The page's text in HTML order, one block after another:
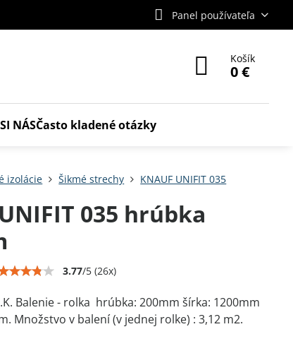
Panel používateľa
Košík
0 €
NÁSČasto kladené otázky
izolácie Šikmé strechy KNAUF UNIFIT 035
035 hrúbka
3.77/5 (26x)
Balenie - rolka hrúbka: 200mm šírka: 1200mm
Množstvo v balení (v jednej rolke) : 3,12 m2.